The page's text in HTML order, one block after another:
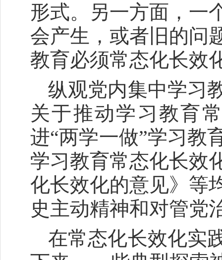
形式。另一方面，一
会产生，或者旧的问
教育必须常态化长效
纵观党内集中学习
关于推动学习教育
进“两学一做”学习教
学习教育常态化长效
化长效化的意见》等
史主动精神和对管党
在常态化长效化实